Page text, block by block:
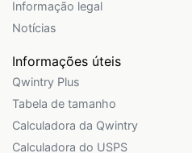
Informação legal
Notícias
Informações úteis
Qwintry Plus
Tabela de tamanho
Calculadora da Qwintry
Calculadora do USPS